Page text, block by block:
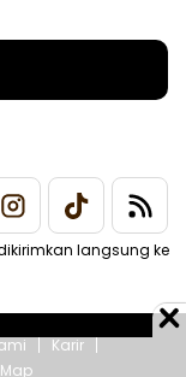
langsung ke
Karir